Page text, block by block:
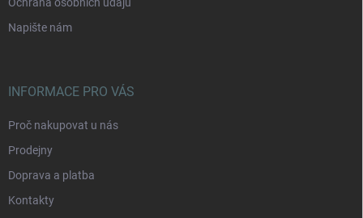
Ochrana osobních údajů
Napište nám
INFORMACE PRO VÁS
Proč nakupovat u nás
Prodejny
Doprava a platba
Kontakty